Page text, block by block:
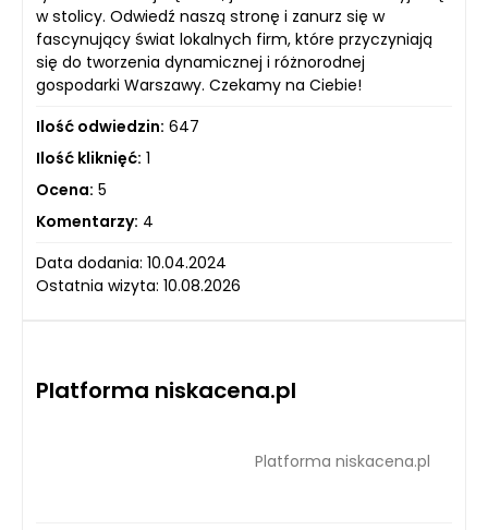
w stolicy. Odwiedź naszą stronę i zanurz się w
fascynujący świat lokalnych firm, które przyczyniają
się do tworzenia dynamicznej i różnorodnej
gospodarki Warszawy. Czekamy na Ciebie!
Ilość odwiedzin: 647
Ilość kliknięć: 1
Ocena: 5
Komentarzy: 4
Data dodania: 10.04.2024
Ostatnia wizyta: 10.08.2026
Platforma niskacena.pl
Platforma niskacena.pl